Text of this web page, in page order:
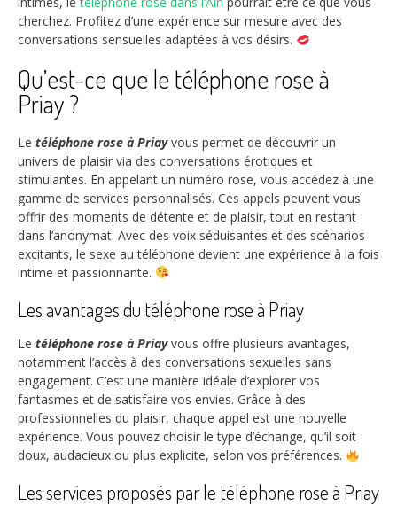
cherchez. Profitez d’une expérience sur mesure avec des
conversations sensuelles adaptées à vos désirs.
Qu’est-ce que le téléphone rose à
Priay ?
Le téléphone rose à Priayvous permet de découvrir un
univers de plaisir via des conversations érotiques et
stimulantes. En appelant un numéro rose, vous accédez à une
gamme de services personnalisés. Ces appels peuvent vous
offrir des moments de détente et de plaisir, tout en restant
dans l’anonymat. Avec des voix séduisantes et des scénarios
excitants, le sexe au téléphone devient une expérience à la fois
intime et passionnante.
Les avantages du téléphone rose à Priay
Le téléphone rose à Priayvous offre plusieurs avantages,
notamment l’accès à des conversations sexuelles sans
engagement. C’est une manière idéale d’explorer vos
fantasmes et de satisfaire vos envies. Grâce à des
professionnelles du plaisir, chaque appel est une nouvelle
expérience. Vous pouvez choisir le type d’échange, qu’il soit
doux, audacieux ou plus explicite, selon vos préférences.
Les services proposés par le téléphone rose à Priay